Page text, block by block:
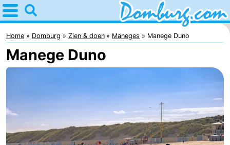
Home
Domburg
Tips
Webcam
Home Domburg Zien & doen Maneges Manege Duno
Manege Duno